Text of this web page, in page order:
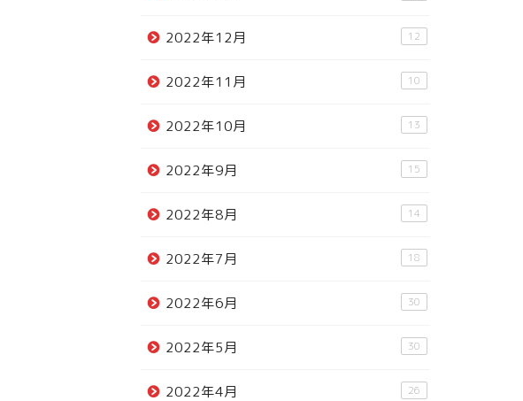
2022年12月 12
2022年11月 10
2022年10月 13
2022年9月 15
2022年8月 14
2022年7月 18
2022年6月 30
2022年5月 30
2022年4月 26